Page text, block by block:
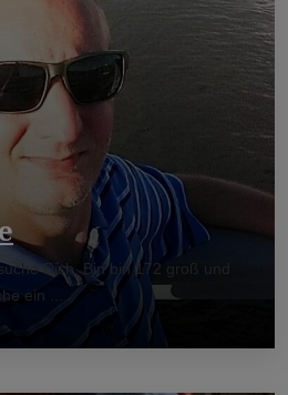
Dich. Bin bin 172 groß und
ein ...